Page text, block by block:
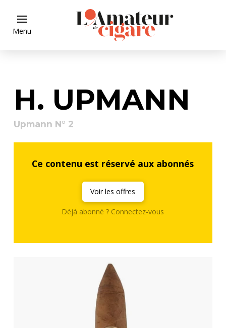
Menu
H. UPMANN
Upmann N° 2
Ce contenu est réservé aux abonnés
Voir les offres
Déjà abonné ? Connectez-vous